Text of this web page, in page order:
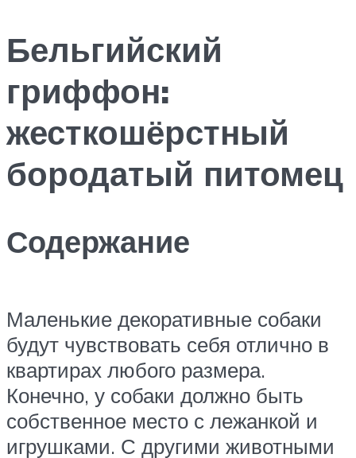
Бельгийский
гриффон:
жесткошёрстный
бородатый питомец
Содержание
Маленькие декоративные собаки
будут чувствовать себя отлично в
квартирах любого размера.
Конечно, у собаки должно быть
собственное место с лежанкой и
игрушками. С другими животными